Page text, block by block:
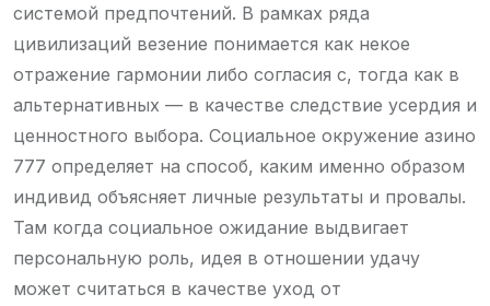
системой предпочтений. В рамках рядa
цивилизаций везение понимается как некое
отражение гармонии либо согласия с, тогда как в
альтернативных — в качестве следствие усердия и
ценностного выбора. Социальное окружение азино
777 определяет на способ, каким именно образом
индивид объясняет личные результаты и провалы.
Там когда социальное ожидание выдвигает
персональную роль, идея в отношении удачу
может считаться в качестве уход от